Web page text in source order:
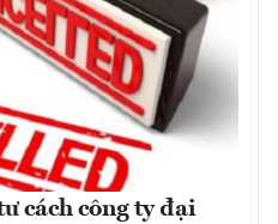
cách công ty đại